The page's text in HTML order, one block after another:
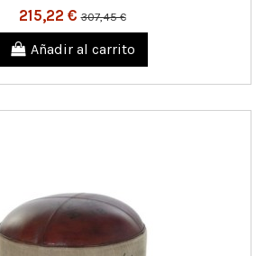
215,22 €307,45 €
Añadir al carrito